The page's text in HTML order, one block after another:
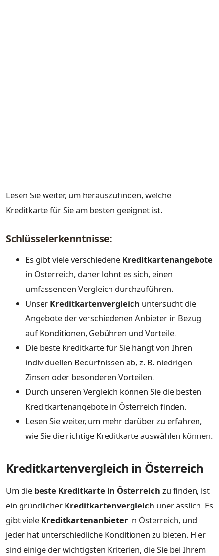
Lesen Sie weiter, um herauszufinden, welche
Kreditkarte für Sie am besten geeignet ist.
Schlüsselerkenntnisse:
Es gibt viele verschiedene Kreditkartenangebote
in Österreich, daher lohnt es sich, einen
umfassenden Vergleich durchzuführen.
Unser Kreditkartenvergleich untersucht die
Angebote der verschiedenen Anbieter in Bezug
auf Konditionen, Gebühren und Vorteile.
Die beste Kreditkarte für Sie hängt von Ihren
individuellen Bedürfnissen ab, z. B. niedrigen
Zinsen oder besonderen Vorteilen.
Durch unseren Vergleich können Sie die besten
Kreditkartenangebote in Österreich finden.
Lesen Sie weiter, um mehr darüber zu erfahren,
wie Sie die richtige Kreditkarte auswählen können.
Kreditkartenvergleich in Österreich
Um die beste Kreditkarte in Österreich zu finden, ist
ein gründlicher Kreditkartenvergleich unerlässlich. Es
gibt viele Kreditkartenanbieter in Österreich, und
jeder hat unterschiedliche Konditionen zu bieten. Hier
sind einige der wichtigsten Kriterien, die Sie bei Ihrem